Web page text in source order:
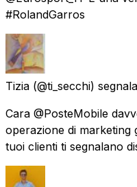
#RolandGarros
Tizia (@ti_secchi)
Cara @PosteMobile
operazione di marketing
tuoi clienti ti segnalano